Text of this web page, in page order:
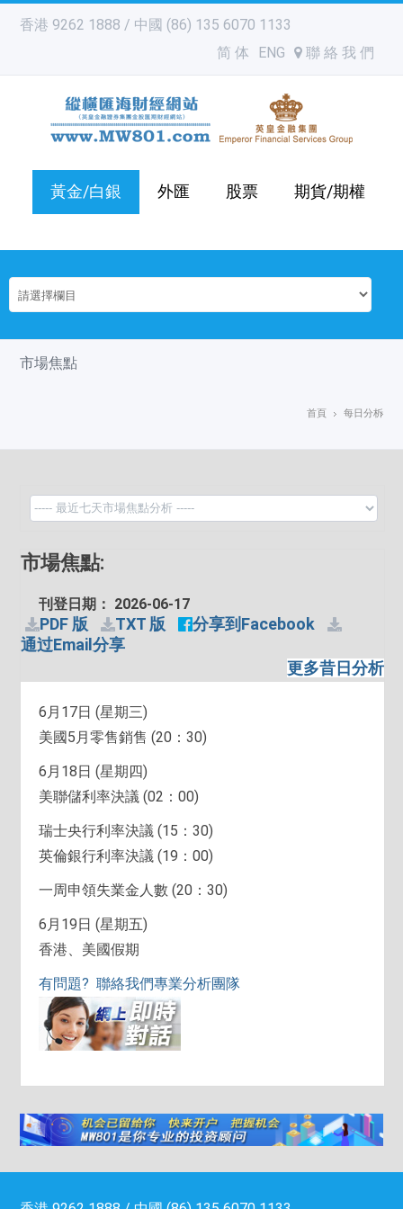
香港 9262 1888 / 中國 (86) 135 6070 1133
简 体
ENG 聯 絡 我 們
黃金/白銀 外匯 股票 期貨/期權
市場焦點
首頁 每日分析
市場焦點:
刊登日期： 2026-06-17
PDF 版 TXT 版
分享到Facebook
通过Email分享
更多昔日分析
6月17日 (星期三)
美國5月零售銷售 (20：30)
6月18日 (星期四)
美聯儲利率決議 (02：00)
瑞士央行利率決議 (15：30)
英倫銀行利率決議 (19：00)
一周申領失業金人數 (20：30)
6月19日 (星期五)
香港、美國假期
有問題? 聯絡我們專業分析團隊